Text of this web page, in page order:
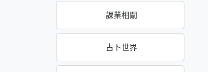
課業相關
占卜世界